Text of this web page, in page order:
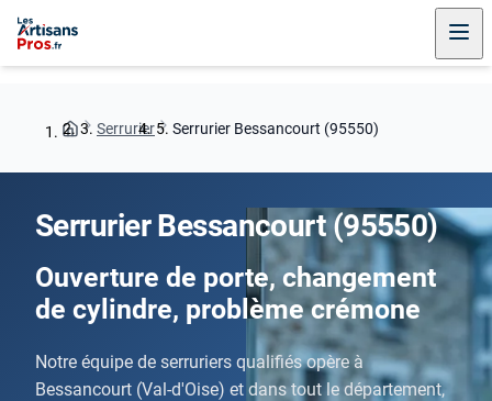
Serrurier Serrurier Bessancourt (95550)
Serrurier Bessancourt (95550)
Ouverture de porte, changement
de cylindre, problème crémone
Notre équipe de serruriers qualifiés opère à
Bessancourt (Val-d'Oise) et dans tout le département,